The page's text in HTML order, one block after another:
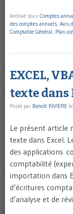
Archivé sous Comptes
des comptes annuels, Avis
Comptable Général, Plan
EXCEL,
texte dans
Posté par Benoît RIVIERE le
Le présent article
texte dans Excel.
des applications
comptabilité
importation dans
d’écritures
d’analyse et de